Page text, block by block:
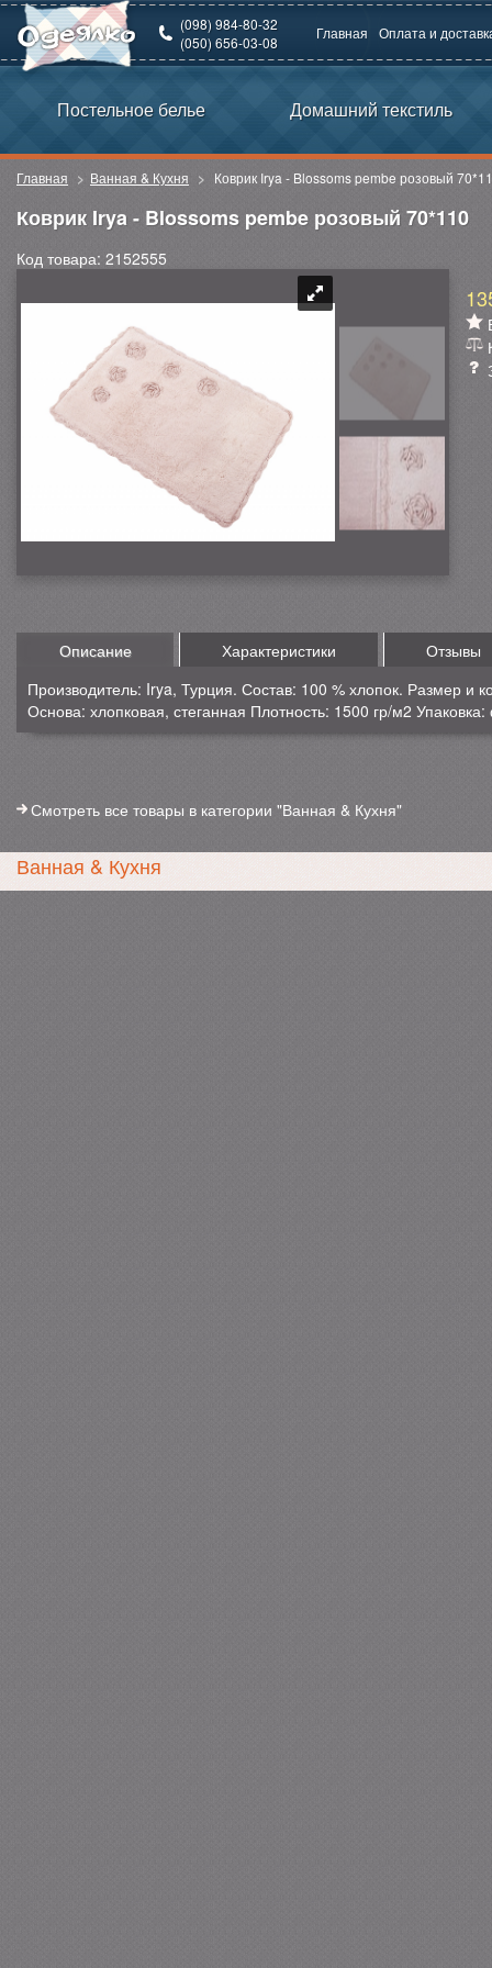
(098) 984-80-32
(050) 656-03-08
Главная Оплата и
Постельное белье Домашний текстиль
Главная Ванная & Кухня Коврик Irya - Blossoms pembe розовый
Коврик Irya - Blossoms pembe розовый 70*110
Код товара: 2152555
Производитель: Irya, Турция. Состав: 100 % хлопок. Размер и
Основа: хлопковая, стеганная Плотность: 1500 гр/м2
Описание Характеристики Отзывы
Смотреть все товары в категории "Ванная & Кухня"
Ванная & Кухня